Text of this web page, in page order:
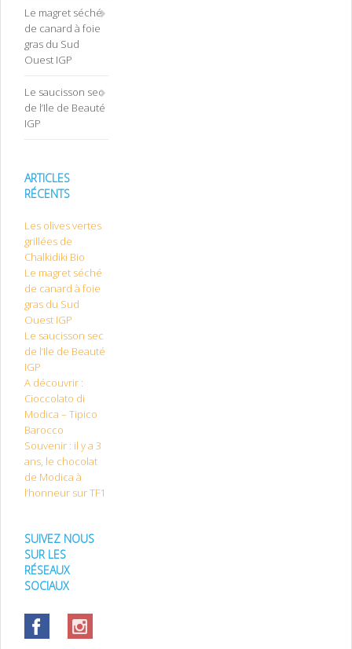
Le magret séché
de canard à foie
gras du Sud
Ouest IGP
Le saucisson sec
de l’Ile de Beauté
IGP
ARTICLES
RÉCENTS
Les olives vertes
grillées de
Chalkidiki Bio
Le magret séché
de canard à foie
gras du Sud
Ouest IGP
Le saucisson sec
de l’Ile de Beauté
IGP
A découvrir :
Cioccolato di
Modica – Tipico
Barocco
Souvenir : il y a 3
ans, le chocolat
de Modica à
l’honneur sur TF1
SUIVEZ NOUS
SUR LES
RÉSEAUX
SOCIAUX